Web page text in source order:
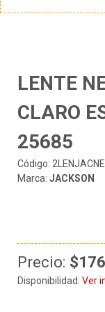
LENTE
CLARO
25685
Código:
Marca: JACKSON
Precio:
Disponibilidad: Ver